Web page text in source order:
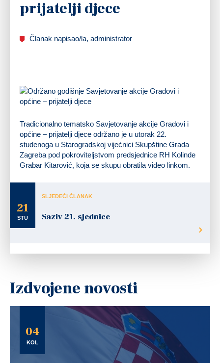
prijatelji djece
Članak napisao/la, administrator
Tradicionalno tematsko Savjetovanje akcije Gradovi i
općine – prijatelji djece održano je u utorak 22.
studenoga u Starogradskoj vijećnici Skupštine Grada
Zagreba pod pokroviteljstvom predsjednice RH Kolinde
Grabar Kitarović, koja se skupu obratila video linkom.
21
STU
SLJEDEĆI ČLANAK
Saziv 21. sjednice
Izdvojene novosti
04
KOL